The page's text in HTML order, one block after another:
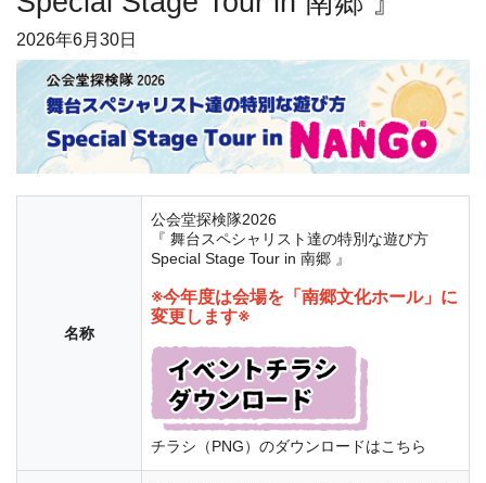
2026年6月30日
名称
公会堂探検隊2026
『 舞台スペシャリスト達の特別な遊び方
Special Stage Tour in 南郷 』
※今年度は会場を「南郷文化ホール」に
変更します※
チラシ（PNG）のダウンロードはこちら